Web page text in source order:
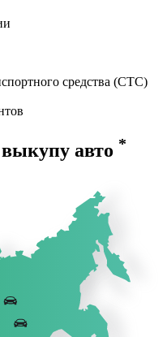
средства (СТС)
авто *